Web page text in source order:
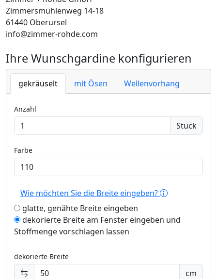
Zimmersmühlenweg 14-18
61440 Oberursel
info@zimmer-rohde.com
Ihre Wunschgardine konfigurieren
gekräuselt mit Ösen Wellenvorhang
Anzahl
Stück
Farbe
Wie möchten Sie die Breite eingeben?
glatte, genähte Breite eingeben
dekorierte Breite am Fenster eingeben und
Stoffmenge vorschlagen lassen
dekorierte Breite
cm